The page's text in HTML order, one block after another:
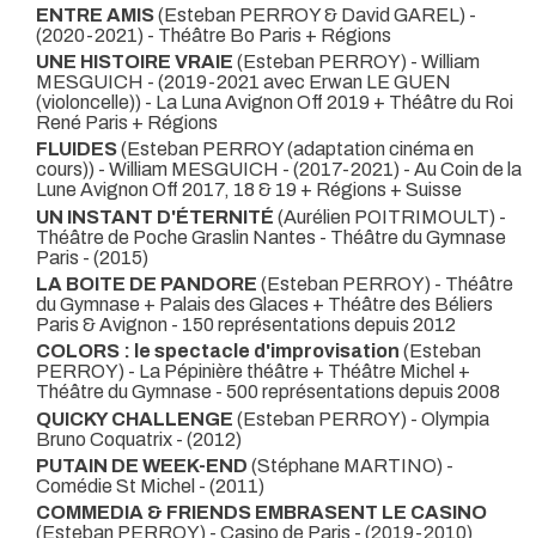
ENTRE AMIS(Esteban PERROY & David GAREL) -
(2020-2021) - Théâtre Bo Paris + Régions
UNE HISTOIRE VRAIE (Esteban PERROY) - William
MESGUICH - (2019-2021 avec Erwan LE GUEN
(violoncelle)) - La Luna Avignon Off 2019 + Théâtre du Roi
René Paris + Régions
FLUIDES(Esteban PERROY (adaptation cinéma en
cours)) - William MESGUICH - (2017-2021) - Au Coin de la
Lune Avignon Off 2017, 18 & 19 + Régions + Suisse
UN INSTANT D'ÉTERNITÉ (Aurélien POITRIMOULT) -
Théâtre de Poche Graslin Nantes - Théâtre du Gymnase
Paris - (2015)
LA BOITE DE PANDORE (Esteban PERROY) - Théâtre
du Gymnase + Palais des Glaces + Théâtre des Béliers
Paris & Avignon - 150 représentations depuis 2012
COLORS : le spectacle d'improvisation (Esteban
PERROY) - La Pépinière théâtre + Théâtre Michel +
Théâtre du Gymnase - 500 représentations depuis 2008
QUICKY CHALLENGE (Esteban PERROY) - Olympia
Bruno Coquatrix - (2012)
PUTAIN DE WEEK-END (Stéphane MARTINO) -
Comédie St Michel - (2011)
COMMEDIA & FRIENDS EMBRASENT LE CASINO
(Esteban PERROY) - Casino de Paris - (2019-2010)